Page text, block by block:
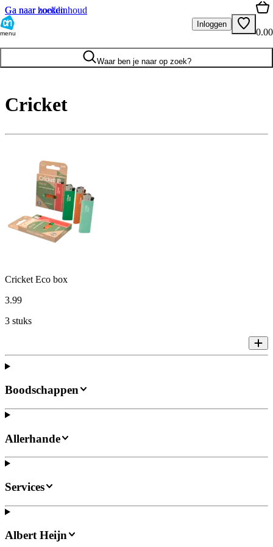
Ga naar hoofdinhoud
Ga naar zoeken
menu
Inloggen
0.00
Waar ben je naar op zoek?
Cricket
Cricket Eco box
3.99
3 stuks
Boodschappen
Allerhande
Services
Albert Heijn